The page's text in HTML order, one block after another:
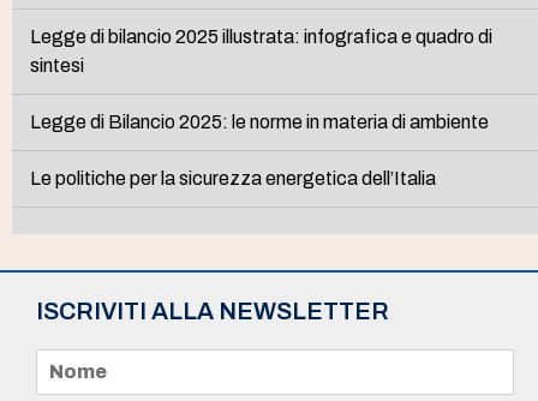
Legge di bilancio 2025 illustrata: infografica e quadro di
sintesi
Legge di Bilancio 2025: le norme in materia di ambiente
Le politiche per la sicurezza energetica dell’Italia
ISCRIVITI ALLA NEWSLETTER
m